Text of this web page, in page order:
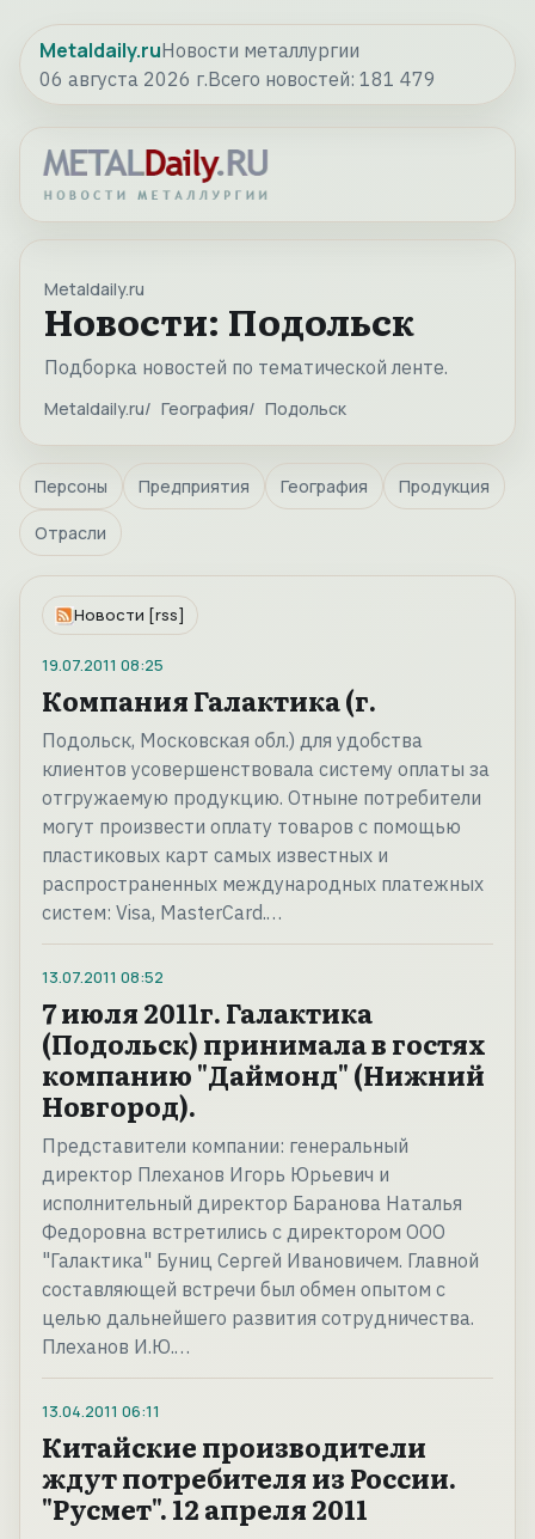
Metaldaily.ruНовости металлургии
06 августа 2026 г.Всего новостей: 181 479
Metaldaily.ru
Новости: Подольск
Подборка новостей по тематической ленте.
Metaldaily.ru География Подольск
Персоны Предприятия География Продукция
Отрасли
Новости [rss]
19.07.2011 08:25
Компания Галактика (г.
Подольск, Московская обл.) для удобства
клиентов усовершенствовала систему оплаты за
отгружаемую продукцию. Отныне потребители
могут произвести оплату товаров с помощью
пластиковых карт самых известных и
распространенных международных платежных
систем: Visa, MasterCard.…
13.07.2011 08:52
7 июля 2011г. Галактика
(Подольск) принимала в гостях
компанию "Даймонд" (Нижний
Новгород).
Представители компании: генеральный
директор Плеханов Игорь Юрьевич и
исполнительный директор Баранова Наталья
Федоровна встретились с директором ООО
"Галактика" Буниц Сергей Ивановичем. Главной
составляющей встречи был обмен опытом с
целью дальнейшего развития сотрудничества.
Плеханов И.Ю.…
13.04.2011 06:11
Китайские производители
ждут потребителя из России.
"Русмет". 12 апреля 2011